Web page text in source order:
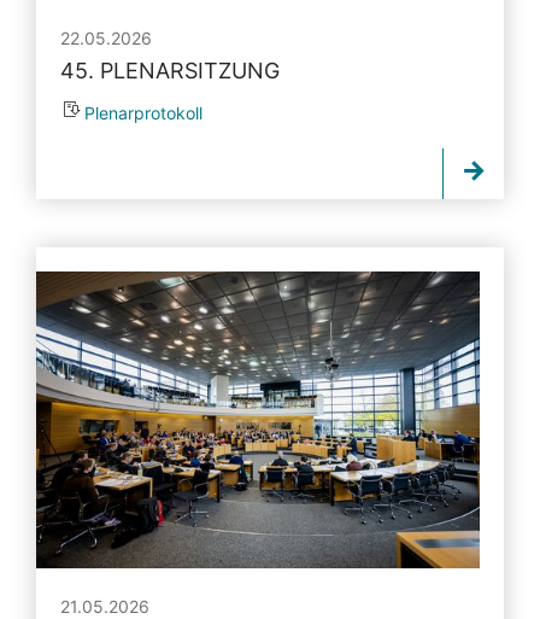
22.05.2026
45. PLENARSITZUNG
Plenarprotokoll
21.05.2026